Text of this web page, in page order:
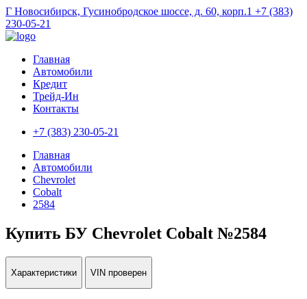
Г Новосибирск, Гусинобродское шоссе, д. 60, корп.1 +7 (383)
230-05-21
Главная
Автомобили
Кредит
Трейд-Ин
Контакты
+7 (383) 230-05-21
Главная
Автомобили
Chevrolet
Cobalt
2584
Купить БУ Chevrolet Cobalt №2584
Характеристики VIN проверен